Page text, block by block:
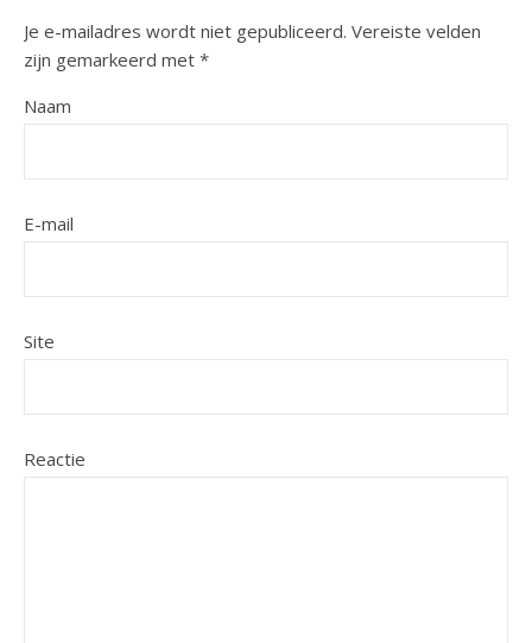
Je e-mailadres wordt niet gepubliceerd. Vereiste velden
zijn gemarkeerd met *
Naam
E-mail
Site
Reactie